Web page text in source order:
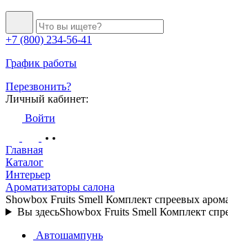
+7 (800) 234-56-41
График работы
Перезвонить?
Личный кабинет:
Войти
Главная
Каталог
Интерьер
Ароматизаторы салона
Showbox Fruits Smell Комплект спреевых
Вы здесьShowbox Fruits Smell Комплект
Автошампунь